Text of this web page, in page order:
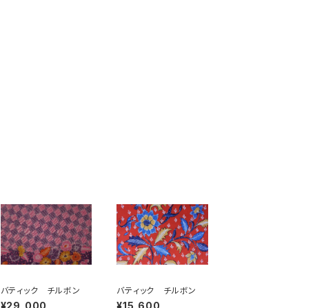
バティック チルボン バティック チルボン